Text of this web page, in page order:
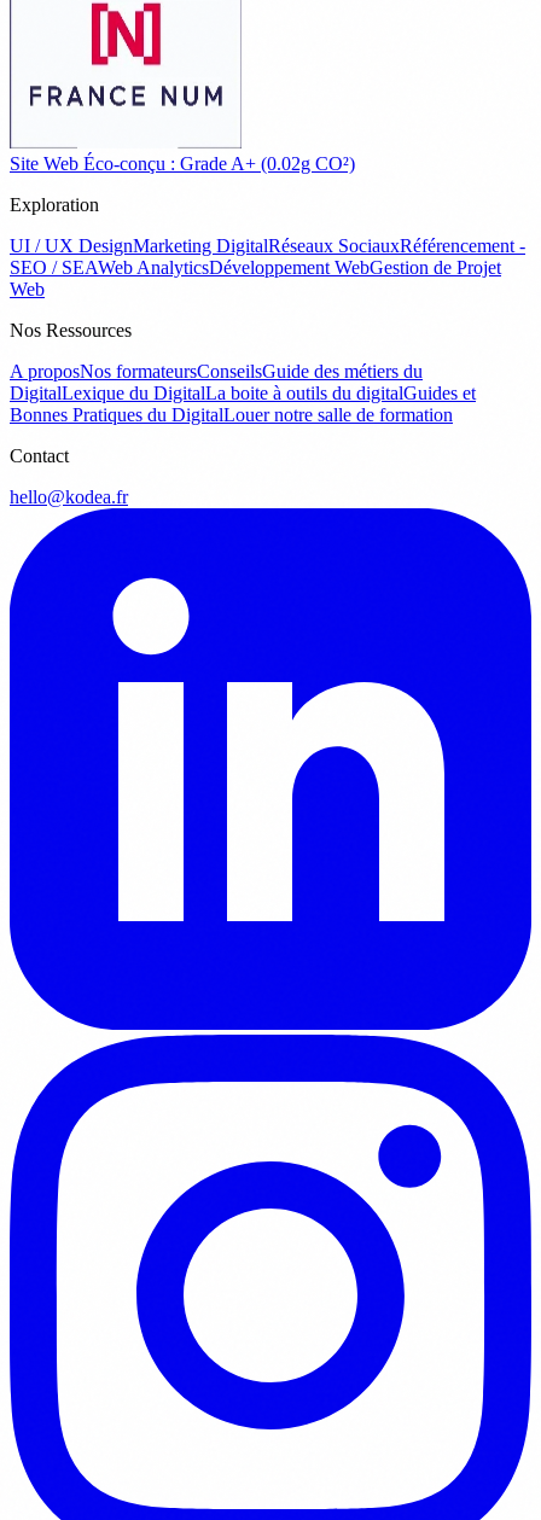
Site Web Éco-conçu : Grade A+ (0.02g CO²)
Exploration
UI / UX DesignMarketing DigitalRéseaux SociauxRéférencement -
SEO / SEAWeb AnalyticsDéveloppement WebGestion de Projet
Web
Nos Ressources
A proposNos formateursConseilsGuide des métiers du
DigitalLexique du DigitalLa boite à outils du digitalGuides et
Bonnes Pratiques du DigitalLouer notre salle de formation
Contact
hello@kodea.fr